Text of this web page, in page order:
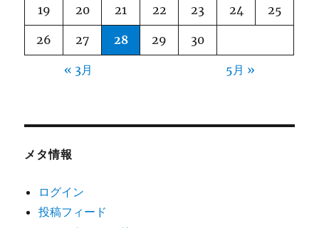
19 20 21 22 23 24 25
26 27 28 29 30
« 3月 5月 »
メタ情報
ログイン
投稿フィード